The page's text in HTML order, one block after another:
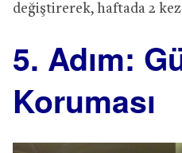
değiştirerek, haftada 2 kez
5. Adım:
Koruması